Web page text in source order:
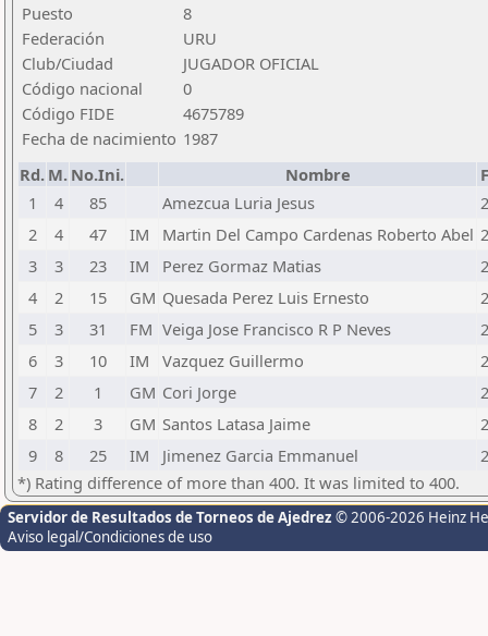
Puesto
8
Federación
URU
Club/Ciudad
JUGADOR OFICIAL
Código nacional
0
Código FIDE
4675789
Fecha de nacimiento 1987
Rd. M. No.Ini. Nombre
1
4 85 Amezcua Luria Jesus
2
4 47 IM Martin Del Campo Cardenas Roberto Abel
3
3 23 IM Perez Gormaz Matias
4
2 15 GM Quesada Perez Luis Ernesto
5
3 31 FM Veiga Jose Francisco R P Neves
6
3 10 IM Vazquez Guillermo
7
2 1 GM Cori Jorge
8
2 3 GM Santos Latasa Jaime
9
8 25 IM Jimenez Garcia Emmanuel
*) Rating difference of more than 400. It was limited to 400.
Servidor de Resultados de Torneos de Ajedrez © 2006-2026 Heinz
Aviso legal/Condiciones de uso